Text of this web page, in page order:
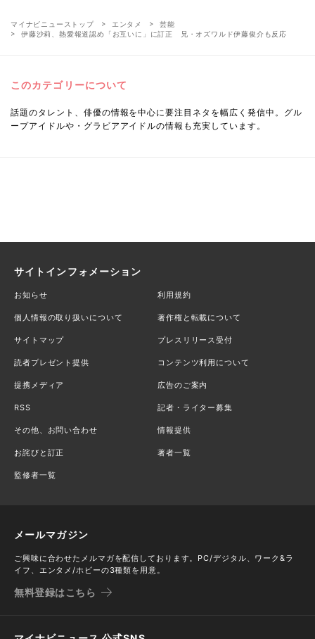
マイナビニューストップ エンタメ
芸能
伊藤沙莉、熱愛報道認め「お互いに」に訂正 兄・オズワルド伊藤俊介も反応
このカテゴリーについて
話題のタレント、俳優の情報を中心に要注目ネタを幅広く発信中。グル
ープアイドルや・グラビアアイドルの情報も充実しています。
サイトインフォメーション
お知らせ 利用規約
個人情報の取り扱いについて 著作権と転載について
サイトマップ プレスリリース受付
読者プレゼント提供 コンテンツ利用について
提携メディア 広告のご案内
RSS 記者・ライター募集
その他、お問い合わせ 情報提供
お詫びと訂正 著者一覧
監修者一覧
メールマガジン
ご興味に合わせたメルマガを配信しております。PC/デジタル、ワーク&ラ
イフ、エンタメ/ホビーの3種類を用意。
無料登録はこちら